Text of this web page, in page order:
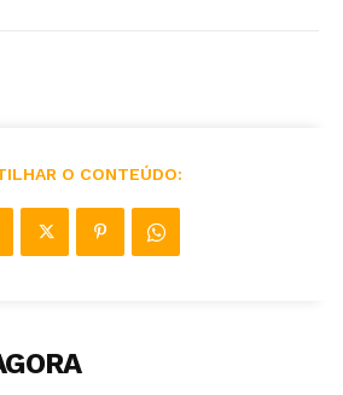
O CONTEÚDO: